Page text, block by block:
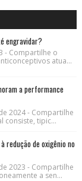
engravidar?
- Compartilhe o
atua...
a performance
2024 - Compartilhe
tipic...
redução de oxigênio no
2023 - Compartilhe
a sen...